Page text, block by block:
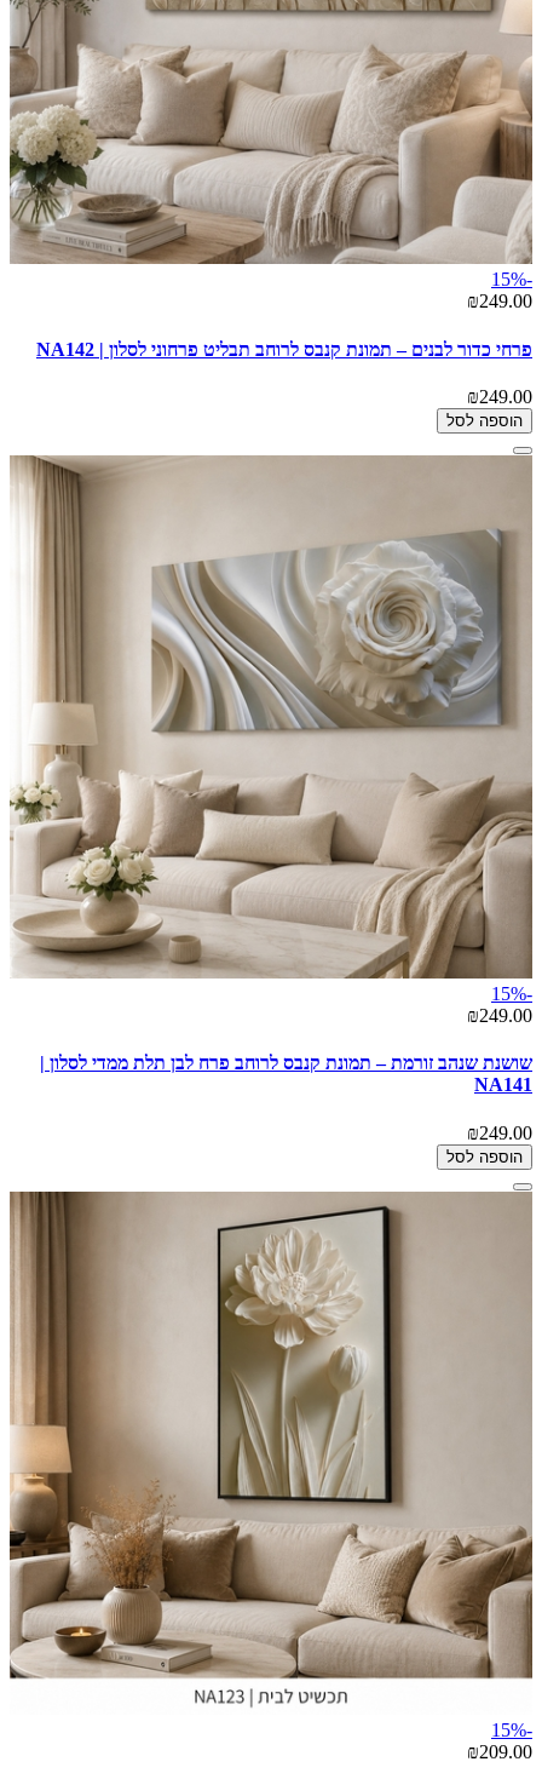
-15%
₪249.00
פרחי כדור לבנים – תמונת קנבס לרוחב תבליט פרחוני לסלון | NA142
₪249.00
הוספה לסל
-15%
₪249.00
שושנת שנהב זורמת – תמונת קנבס לרוחב פרח לבן תלת ממדי לסלון |
NA141
₪249.00
הוספה לסל
-15%
₪209.00